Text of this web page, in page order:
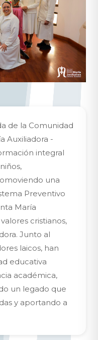
de la Comunidad
Auxiliadora -
integral
una
Preventivo
María
cristianos,
Junto al
laicos, han
educativa
académica,
un legado que
y aportando a